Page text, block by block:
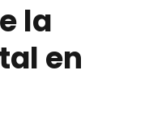
la
en